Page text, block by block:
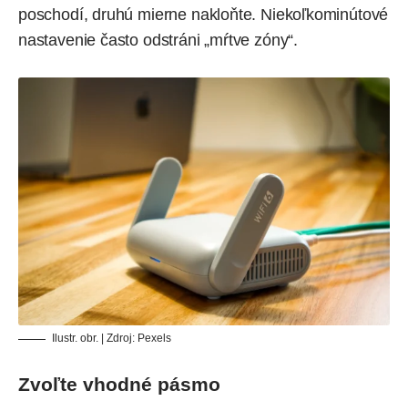
poschodí, druhú mierne nakloňte. Niekoľkominútové
nastavenie často odstráni „mŕtve zóny“.
Ilustr. obr. | Zdroj: Pexels
Zvoľte vhodné pásmo